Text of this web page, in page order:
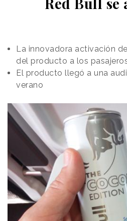
La innovadora activación
del producto a los
El producto llegó a una
verano